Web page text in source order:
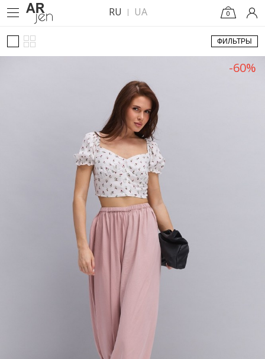
RU UA 0
ФИЛЬТРЫ
-60%